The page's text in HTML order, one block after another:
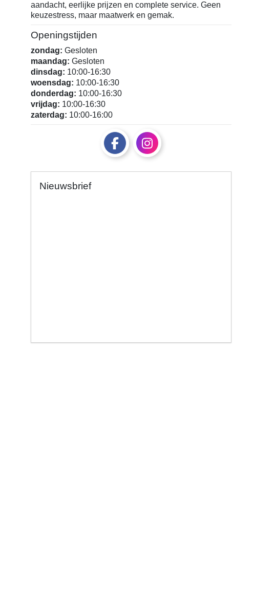
aandacht, eerlijke prijzen en complete service. Geen
keuzestress, maar maatwerk en gemak.
Openingstijden
zondag: Gesloten
maandag: Gesloten
dinsdag: 10:00-16:30
woensdag: 10:00-16:30
donderdag: 10:00-16:30
vrijdag: 10:00-16:30
zaterdag: 10:00-16:00
Nieuwsbrief